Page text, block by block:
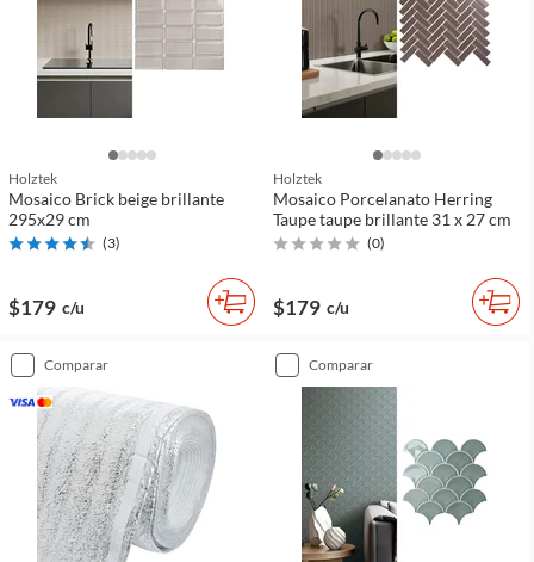
Holztek
Mosaico Brick beige brillante
295x29 cm
(3)
$179 c/u
Holztek
Mosaico Porcelanato Herring
Taupe taupe brillante 31 x 27 cm
(0)
$179 c/u
comparar comparar